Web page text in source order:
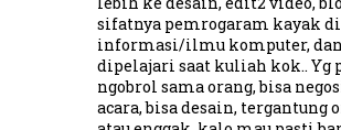
sifatnya pemrogaram kayak
informasi/ilmu komputer,
dipelajari saat kuliah kok.. Yg
ngobrol sama orang, bisa
acara, bisa desain, tergantung